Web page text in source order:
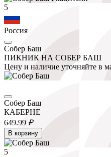
5
Россия
Собер Баш
ПИКНИК НА СОБЕР БАШ
Цену и наличие уточняйте в
Собер Баш
КАБЕРНЕ
649.99 ₽
В корзину
5